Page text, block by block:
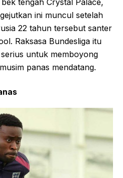
tengah Crystal Palace,
ini muncul setelah
22 tahun tersebut santer
Raksasa Bundesliga itu
untuk memboyong
panas mendatang.